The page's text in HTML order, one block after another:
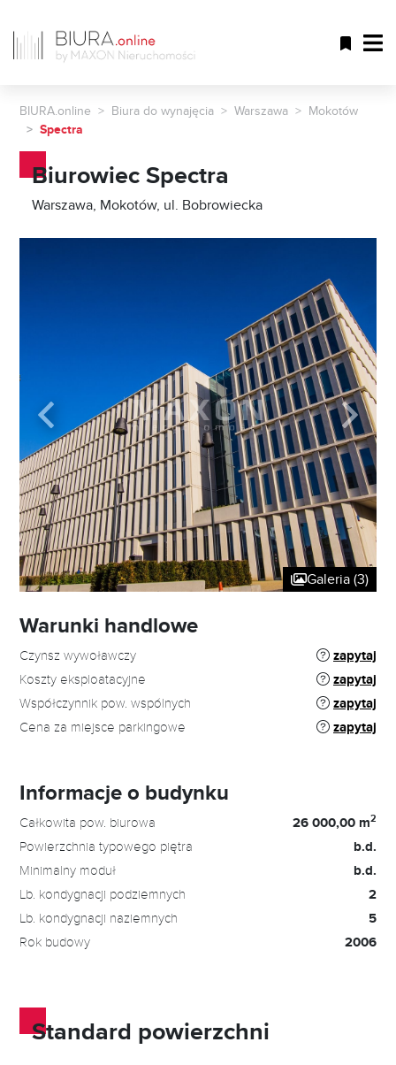
BIURA.online Biura do wynajęcia Warszawa
Mokotów
Spectra
Biurowiec Spectra
Warszawa, Mokotów, ul. Bobrowiecka
Galeria (3)
Warunki handlowe
Czynsz wywoławczy zapytaj
Koszty eksploatacyjne zapytaj
Współczynnik pow. wspólnych zapytaj
Cena za miejsce parkingowe zapytaj
Informacje o budynku
Całkowita pow. biurowa 26 000,00 m2
Powierzchnia typowego piętra b.d.
Minimalny moduł b.d.
Lb. kondygnacji podziemnych 2
Lb. kondygnacji naziemnych 5
Rok budowy 2006
Standard powierzchni